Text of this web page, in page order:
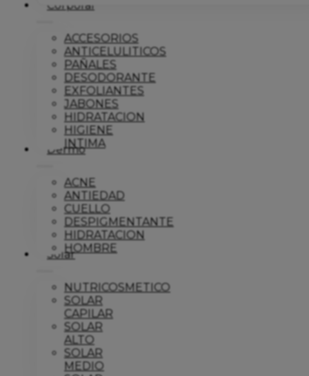
Corporal
ACCESORIOS
ANTICELULITICOS
PAÑALES
DESODORANTE
EXFOLIANTES
JABONES
HIDRATACION
HIGIENE
INTIMA
Dermo
ACNE
ANTIEDAD
CUELLO
DESPIGMENTANTE
HIDRATACION
HOMBRE
Solar
NUTRICOSMETICO
SOLAR
CAPILAR
SOLAR
ALTO
SOLAR
MEDIO